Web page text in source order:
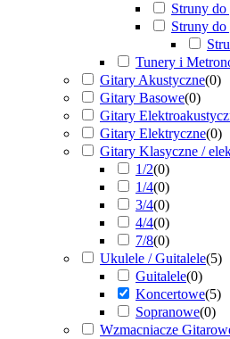
Struny
Struny
Tunery i
Gitary Akustyczne(0)
Gitary Basowe(0)
Gitary
Gitary Elektryczne(0)
Gitary Klasyczne /
1/2(0)
1/4(0)
3/4(0)
4/4(0)
7/8(0)
Ukulele / Guitalele(5)
Guitalele(0)
Koncertowe(5)
Sopranowe(0)
Wzmacniacze